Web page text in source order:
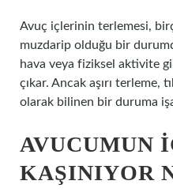
Avuç içlerinin terlemesi,
muzdarip olduğu bir
hava veya fiziksel aktivite
çıkar. Ancak aşırı terleme,
olarak bilinen bir duruma
AVUCUMUN
KAŞINIYOR